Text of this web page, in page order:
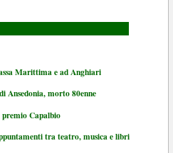
Marittima e ad Anghiari
Ansedonia, morto 80enne
Capalbio
tra teatro, musica e libri